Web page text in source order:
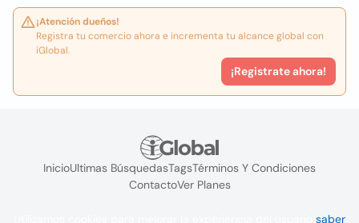
¡Atención dueños!
Registra tu comercio ahora e incrementa tu alcance global con
iGlobal.
¡Registrate ahora!
InicioUltimas BúsquedasTagsTérminos Y Condiciones
ContactoVer Planes
saber